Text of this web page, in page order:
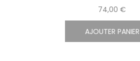
74,00 €
AJOUTER PANIER